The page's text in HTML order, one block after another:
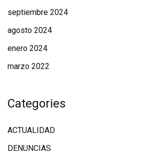
septiembre 2024
agosto 2024
enero 2024
marzo 2022
Categories
ACTUALIDAD
DENUNCIAS